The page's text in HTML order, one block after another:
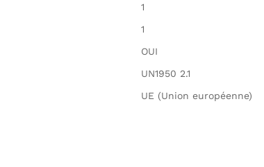
1
1
OUI
UN1950 2.1
UE (Union européenne)